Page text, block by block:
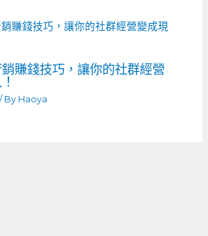
賺錢技巧，讓你的社群經營
/ By Haoya